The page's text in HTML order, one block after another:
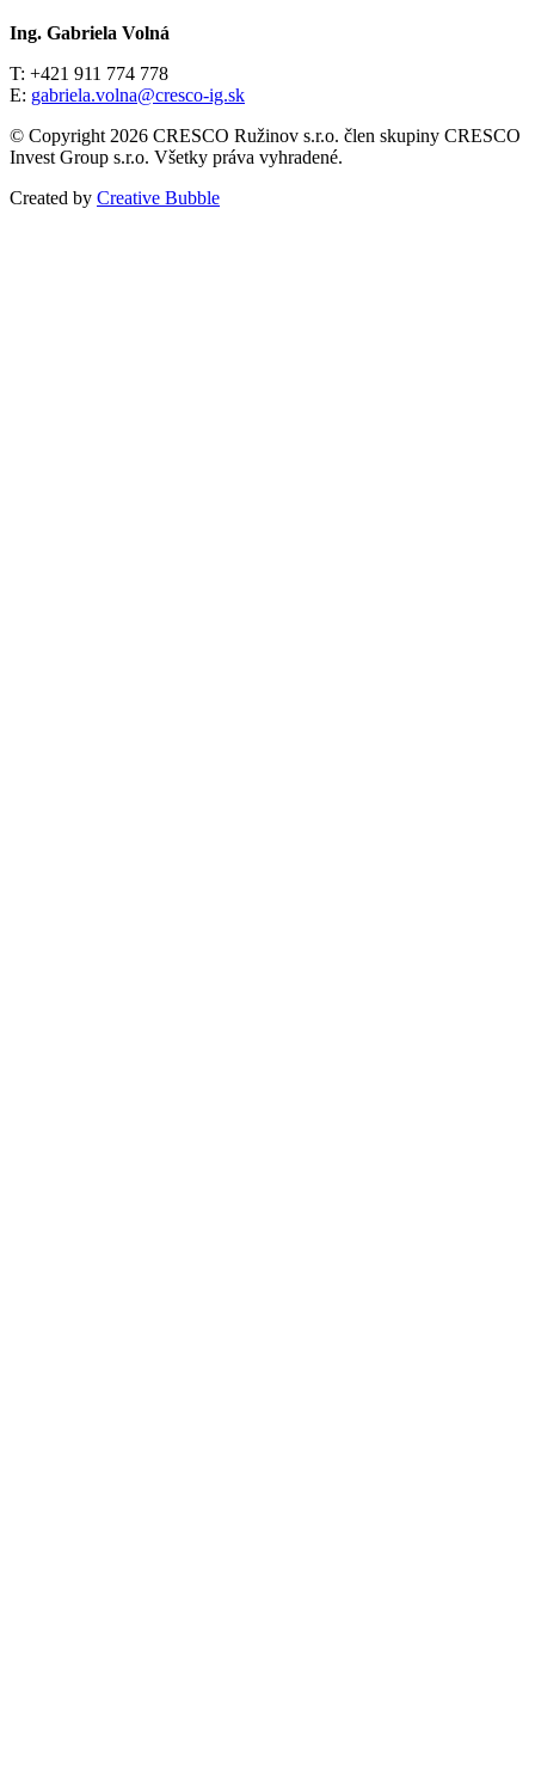
Ing. Gabriela Volná
T: +421 911 774 778
E: gabriela.volna@cresco-ig.sk
© Copyright 2026 CRESCO Ružinov s.r.o. člen skupiny CRESCO
Invest Group s.r.o. Všetky práva vyhradené.
Created by Creative Bubble